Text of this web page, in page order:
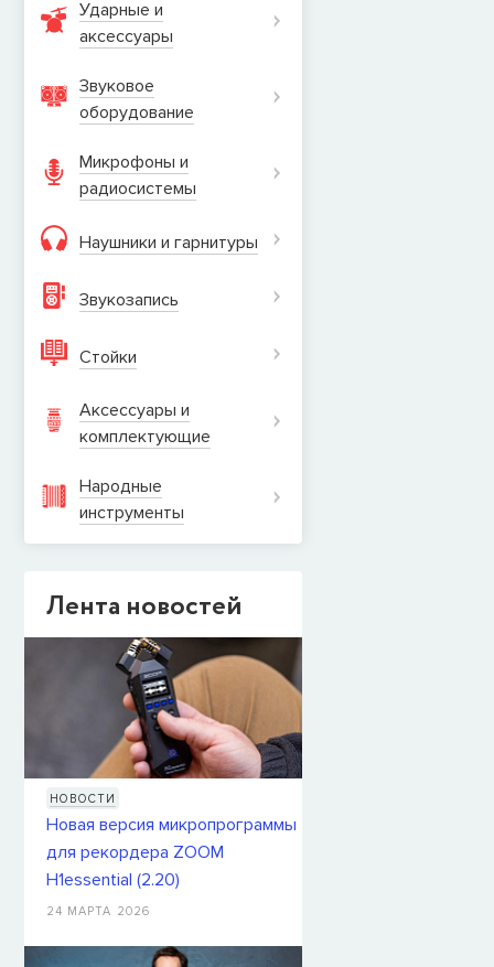
Ударные и
аксеcсуары
Звуковое
оборудование
Микрофоны и
радиосистемы
Наушники и гарнитуры
Звукозапись
Стойки
Аксессуары и
комплектующие
Народные
инструменты
Лента новостей
НОВОСТИ
Новая версия микропрограммы
для рекордера ZOOM
H1essential (2.20)
24 МАРТА 2026